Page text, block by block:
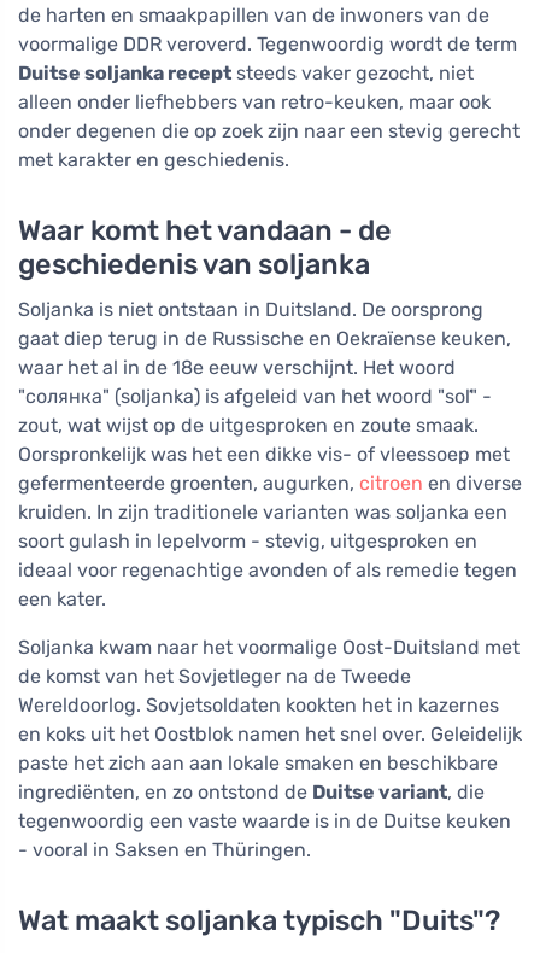
de harten en smaakpapillen van de inwoners van de
voormalige DDR veroverd. Tegenwoordig wordt de term
Duitse soljanka recept steeds vaker gezocht, niet
alleen onder liefhebbers van retro-keuken, maar ook
onder degenen die op zoek zijn naar een stevig gerecht
met karakter en geschiedenis.
Waar komt het vandaan - de
geschiedenis van soljanka
Soljanka is niet ontstaan in Duitsland. De oorsprong
gaat diep terug in de Russische en Oekraïense keuken,
waar het al in de 18e eeuw verschijnt. Het woord
"солянка" (soljanka) is afgeleid van het woord "soľ" -
zout, wat wijst op de uitgesproken en zoute smaak.
Oorspronkelijk was het een dikke vis- of vleessoep met
gefermenteerde groenten, augurken, citroen en diverse
kruiden. In zijn traditionele varianten was soljanka een
soort gulash in lepelvorm - stevig, uitgesproken en
ideaal voor regenachtige avonden of als remedie tegen
een kater.
Soljanka kwam naar het voormalige Oost-Duitsland met
de komst van het Sovjetleger na de Tweede
Wereldoorlog. Sovjetsoldaten kookten het in kazernes
en koks uit het Oostblok namen het snel over. Geleidelijk
paste het zich aan aan lokale smaken en beschikbare
ingrediënten, en zo ontstond de Duitse variant, die
tegenwoordig een vaste waarde is in de Duitse keuken
- vooral in Saksen en Thüringen.
Wat maakt soljanka typisch "Duits"?